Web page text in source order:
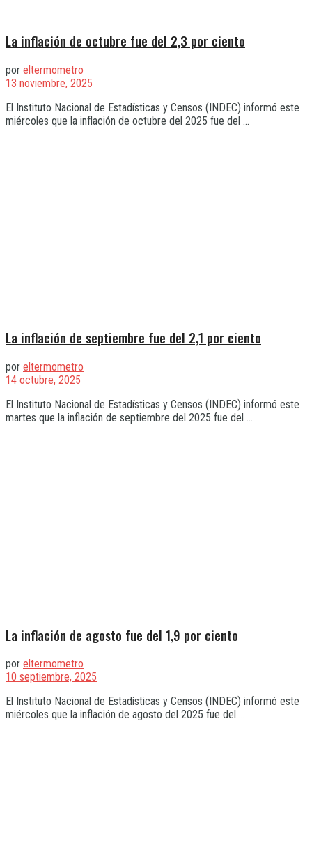
La inflación de octubre fue del 2,3 por ciento
por eltermometro
13 noviembre, 2025
El Instituto Nacional de Estadísticas y Censos (INDEC) informó este
miércoles que la inflación de octubre del 2025 fue del ...
La inflación de septiembre fue del 2,1 por ciento
por eltermometro
14 octubre, 2025
El Instituto Nacional de Estadísticas y Censos (INDEC) informó este
martes que la inflación de septiembre del 2025 fue del ...
La inflación de agosto fue del 1,9 por ciento
por eltermometro
10 septiembre, 2025
El Instituto Nacional de Estadísticas y Censos (INDEC) informó este
miércoles que la inflación de agosto del 2025 fue del ...